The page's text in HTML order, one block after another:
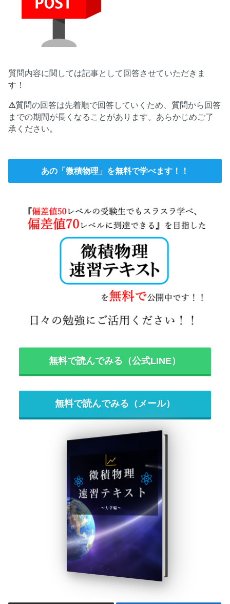
質問内容に関しては記事として回答させていただきま
す！
⚠️質問の回答は先着順で回答していくため、質問から回答
までの期間が長くなることがあります。あらかじめご了
承ください。
あの「微積物理」を無料で学べます！！
無料で読んでみる（公式LINE）
無料で読んでみる（メール）